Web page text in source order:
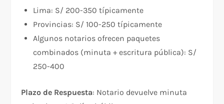
Lima: S/ 200-350 típicamente
Provincias: S/ 100-250 típicamente
Algunos notarios ofrecen paquetes
combinados (minuta + escritura pública): S/
250-400
Plazo de Respuesta: Notario devuelve minuta